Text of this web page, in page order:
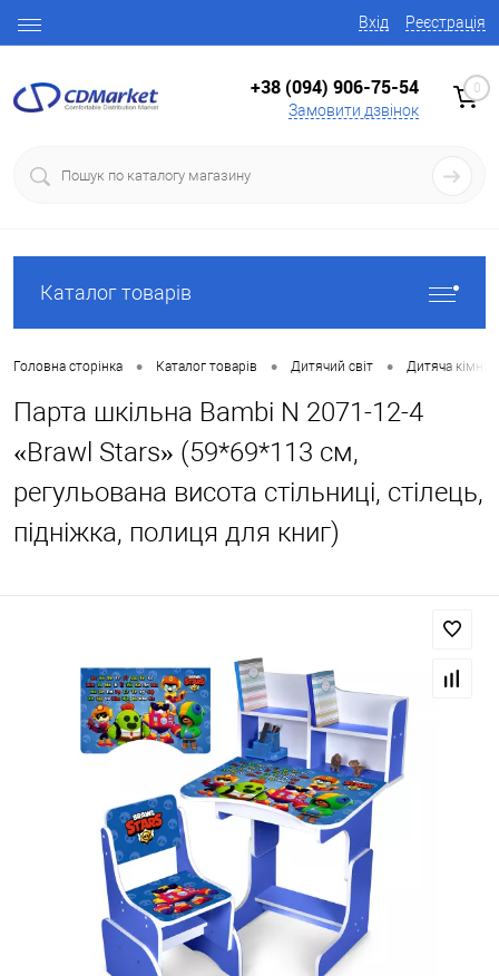
Вхід Реєстрація
+38 (094) 906-75-54
Замовити дзвінок
0
Каталог товарів
Головна сторінка • Каталог товарів • Дитячий світ • Дитяча
Парта шкільна Bambi N 2071-12-4
«Brawl Stars» (59*69*113 см,
регульована висота стільниці, стілець,
підніжка, полиця для книг)